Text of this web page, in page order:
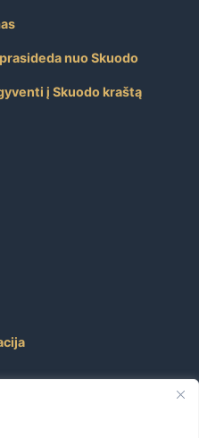
nuo Skuodo
į Skuodo kraštą